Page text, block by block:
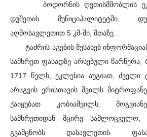
ბოდორნის ღვთისმშობლის
დუშეთის მუნიციპალიტეტში,
აღმოსავლეთით 5 კმ-ში, მთაზე.
ტაძრის აგების შესახებ
სამხრეთ ფასადზე არსებული წარწერა,
1717 წელს, ეკლესია აუგიათ, ძველი
არაგვის ერისთავის შვილს
ქაიყუბათ კობიაშვილს.
სამხრეთიდან მცირე სამლოცველო,
გვამცნობს დასავლეთის